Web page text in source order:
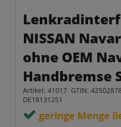
NISSAN
ohne OEM
Handbremse
Artikel: 41017 GTIN:
DE18131251
geringe Menge